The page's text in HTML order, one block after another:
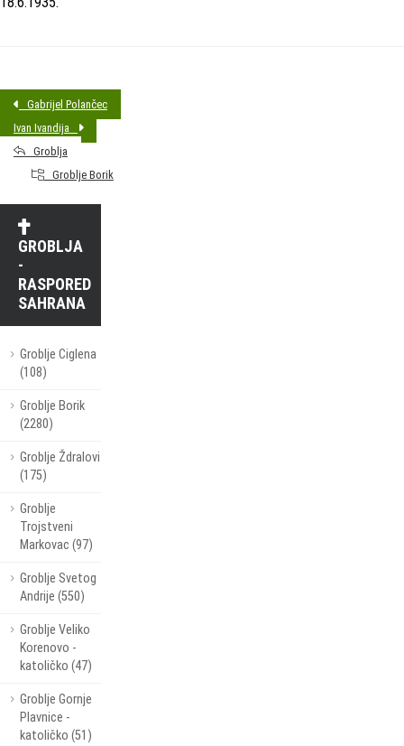
Gabrijel Polančec
Ivan Ivandija
Groblja
Groblje Borik
GROBLJA
-
RASPORED
SAHRANA
Groblje Ciglena
(108)
Groblje Borik
(2280)
Groblje Ždralovi
(175)
Groblje
Trojstveni
Markovac (97)
Groblje Svetog
Andrije (550)
Groblje Veliko
Korenovo -
katoličko (47)
Groblje Gornje
Plavnice -
katoličko (51)